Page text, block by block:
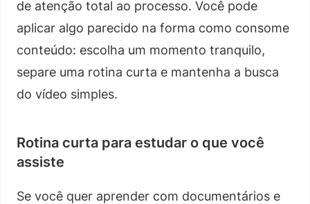
de atenção total ao processo. Você pode
aplicar algo parecido na forma como consome
conteúdo: escolha um momento tranquilo,
separe uma rotina curta e mantenha a busca
do vídeo simples.
Rotina curta para estudar o que você
assiste
Se você quer aprender com documentários e